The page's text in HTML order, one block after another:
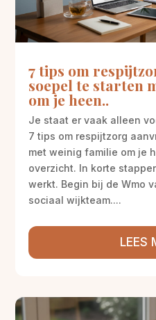
7 tips om
soepel te starten
om je heen..
Je staat er vaak alleen
7 tips om respijtzorg
met weinig familie om je
overzicht. In korte
werkt. Begin bij de Wmo
sociaal wijkteam....
LEES